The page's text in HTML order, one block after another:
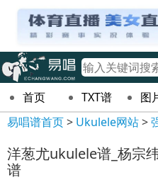
首页 TXT谱 图
易唱谱首页> Ukulele网站>
洋葱尤ukulele谱_杨宗
谱